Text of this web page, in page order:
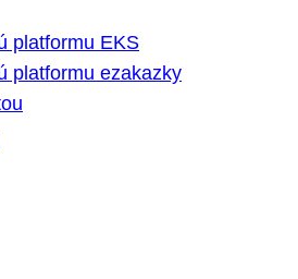
platformu EKS
platformu ezakazky